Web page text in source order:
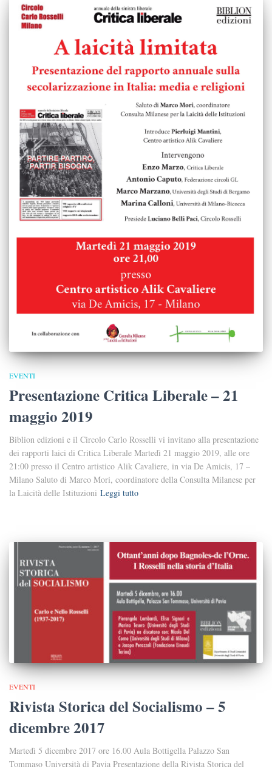
EVENTI
Presentazione Critica Liberale – 21
maggio 2019
Biblion edizioni e il Circolo Carlo Rosselli vi invitano alla presentazione
dei rapporti laici di Critica Liberale Martedì 21 maggio 2019, alle ore
21:00 presso il Centro artistico Alik Cavaliere, in via De Amicis, 17 –
Milano Saluto di Marco Mori, coordinatore della Consulta Milanese per
la Laicità delle Istituzioni Leggi tutto
EVENTI
Rivista Storica del Socialismo – 5
dicembre 2017
Martedì 5 dicembre 2017 ore 16.00 Aula Bottigella Palazzo San
Tommaso Università di Pavia Presentazione della Rivista Storica del